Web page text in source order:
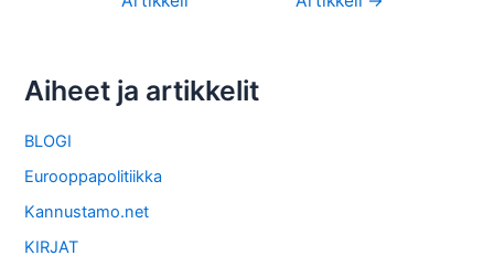
Aiheet ja artikkelit
BLOGI
Eurooppapolitiikka
Kannustamo.net
KIRJAT